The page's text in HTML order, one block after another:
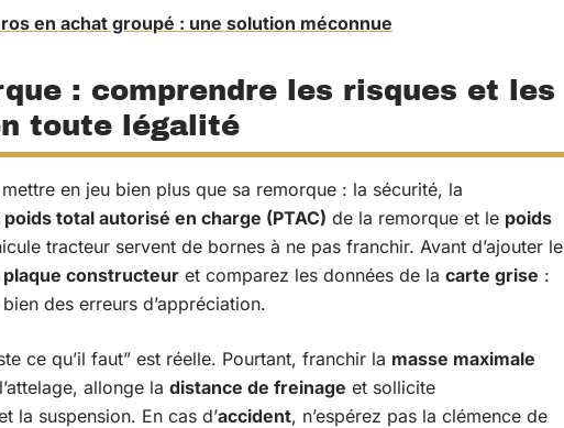
en achat groupé : une solution méconnue
: comprendre les risques et les
toute légalité
en jeu bien plus que sa remorque : la sécurité, la
poids total autorisé en charge (PTAC) de la remorque et le poids
tracteur servent de bornes à ne pas franchir. Avant d’ajouter le
plaque constructeur et comparez les données de la carte grise :
des erreurs d’appréciation.
ce qu’il faut” est réelle. Pourtant, franchir la masse maximale
allonge la distance de freinage et sollicite
la suspension. En cas d’accident, n’espérez pas la clémence de